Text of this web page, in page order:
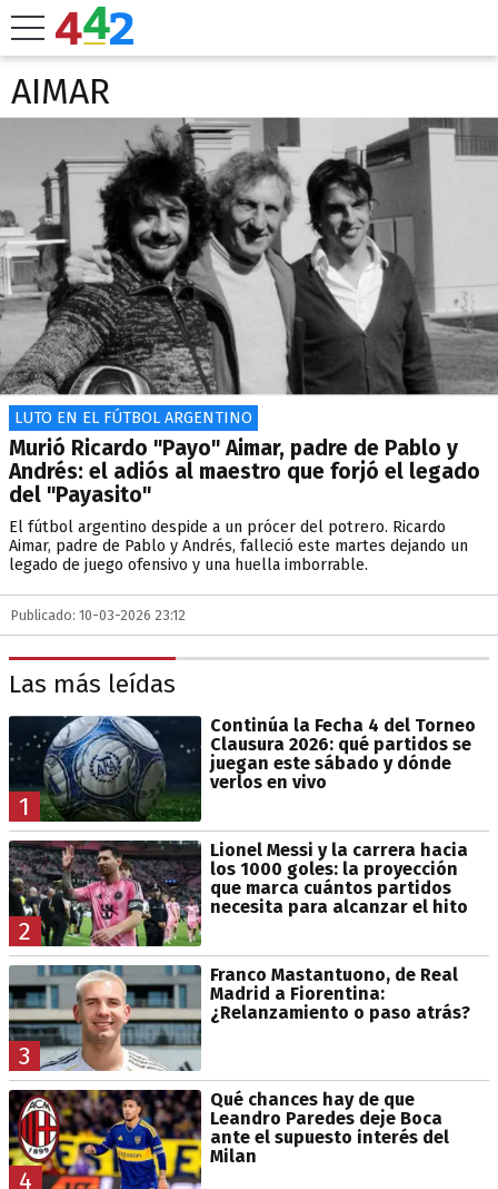
AIMAR
LUTO EN EL FÚTBOL ARGENTINO
Murió Ricardo "Payo" Aimar, padre de Pablo y
Andrés: el adiós al maestro que forjó el legado
del "Payasito"
El fútbol argentino despide a un prócer del potrero. Ricardo
Aimar, padre de Pablo y Andrés, falleció este martes dejando un
legado de juego ofensivo y una huella imborrable.
Publicado: 10-03-2026 23:12
Las más leídas
1
Continúa la Fecha 4 del Torneo
Clausura 2026: qué partidos se
juegan este sábado y dónde
verlos en vivo
2
Lionel Messi y la carrera hacia
los 1000 goles: la proyección
que marca cuántos partidos
necesita para alcanzar el hito
3
Franco Mastantuono, de Real
Madrid a Fiorentina:
¿Relanzamiento o paso atrás?
4
Qué chances hay de que
Leandro Paredes deje Boca
ante el supuesto interés del
Milan